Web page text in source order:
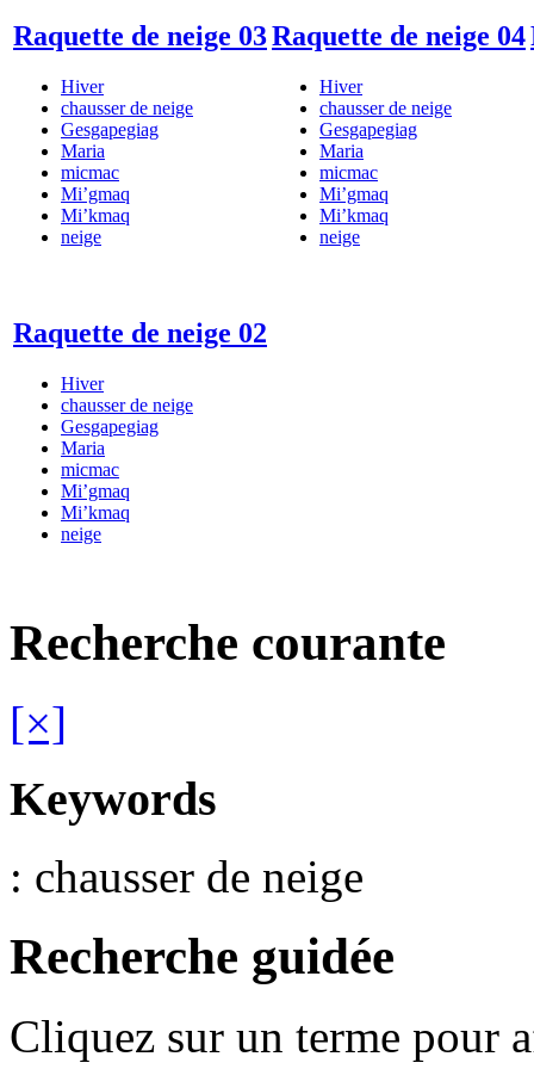
Raquette de neige 03
Hiver
chausser de neige
Gesgapegiag
Maria
micmac
Mi’gmaq
Mi’kmaq
neige
Raquette de neige 04
Hiver
chausser de neige
Gesgapegiag
Maria
micmac
Mi’gmaq
Mi’kmaq
neige
Raquette de neige 02
Hiver
chausser de neige
Gesgapegiag
Maria
micmac
Mi’gmaq
Mi’kmaq
neige
Recherche courante
[×]
Keywords
: chausser de neige
Recherche guidée
Cliquez sur un terme pour